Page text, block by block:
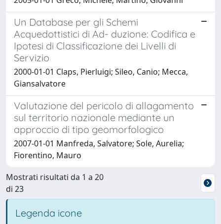
Un Database per gli Schemi
Acquedottistici di Ad- duzione: Codifica e
Ipotesi di Classificazione dei Livelli di
Servizio
2000-01-01 Claps, Pierluigi; Sileo, Canio; Mecca,
Giansalvatore
Valutazione del pericolo di allagamento
sul territorio nazionale mediante un
approccio di tipo geomorfologico
2007-01-01 Manfreda, Salvatore; Sole, Aurelia;
Fiorentino, Mauro
Mostrati risultati da 1 a 20
di 23
Legenda icone